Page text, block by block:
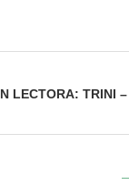
LECTORA: TRINI